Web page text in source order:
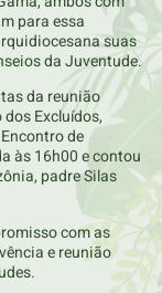
para essa
suas
da Juventude.
da reunião
Excluídos,
de
às 16h00 e contou
padre Silas
com as
e reunião